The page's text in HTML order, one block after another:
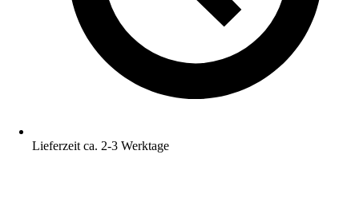
Lieferzeit ca. 2-3 Werktage